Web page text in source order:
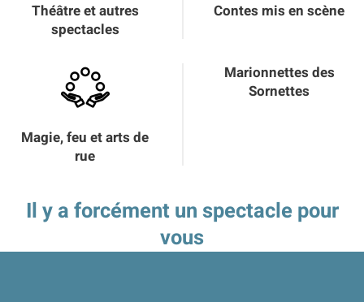
Théâtre et autres
spectacles
Contes mis en scène
Magie, feu et arts de
rue
Marionnettes des
Sornettes
Il y a forcément un spectacle pour
vous